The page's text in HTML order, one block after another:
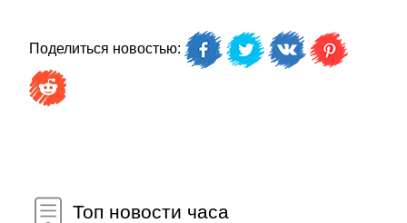
Поделиться новостью:
Топ новости часа